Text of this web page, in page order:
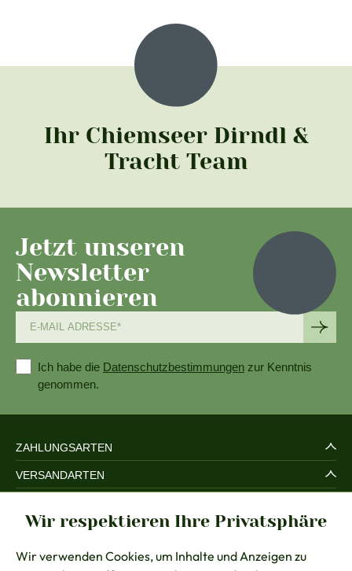
Ihr Chiemseer Dirndl &
Tracht Team
Jetzt unseren
Newsletter
abonnieren
Ich habe die Datenschutzbestimmungen zur Kenntnis
genommen.
ZAHLUNGSARTEN
VERSANDARTEN
RECHTLICHES
BERATUNG
Wir respektieren Ihre Privatsphäre
Wir verwenden Cookies, um Inhalte und Anzeigen zu